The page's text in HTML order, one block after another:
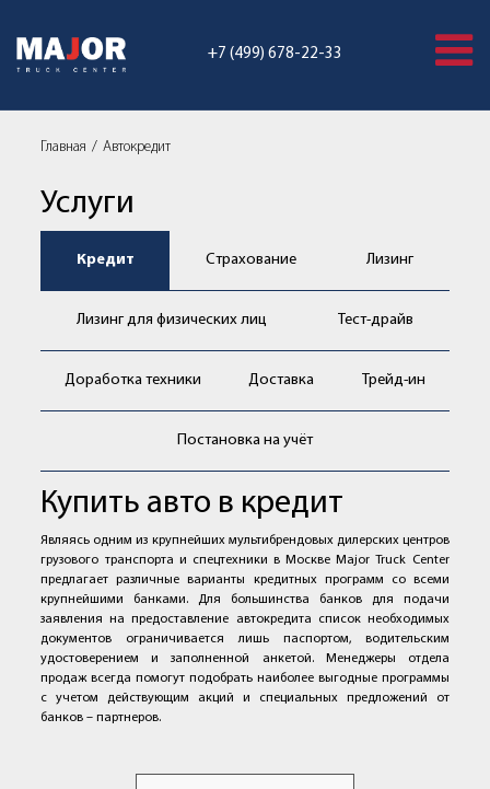
+7 (499) 678-22-33
Главная Автокредит
Услуги
Кредит Страхование Лизинг
Лизинг для физических лиц Тест-драйв
Доработка техники Доставка Трейд-ин
Постановка на учёт
Купить авто в кредит
Являясь одним из крупнейших мультибрендовых дилерских центров
грузового транспорта и спецтехники в Москве Major Truck Center
предлагает различные варианты кредитных программ со всеми
крупнейшими банками. Для большинства банков для подачи
заявления на предоставление автокредита список необходимых
документов ограничивается лишь паспортом, водительским
удостоверением и заполненной анкетой. Менеджеры отдела
продаж всегда помогут подобрать наиболее выгодные программы
с учетом действующим акций и специальных предложений от
банков – партнеров.